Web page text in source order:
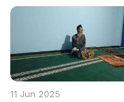
11 Jun 2025